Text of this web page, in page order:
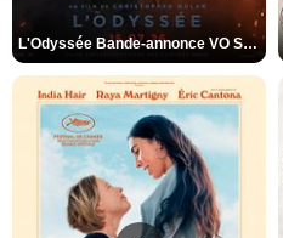
L'Odyssée Bande-annonce VO STFR